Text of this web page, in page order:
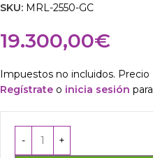
SKU: MRL-2550-GC
19.300,00€
Impuestos no incluidos.
Regístrateo inicia sesión